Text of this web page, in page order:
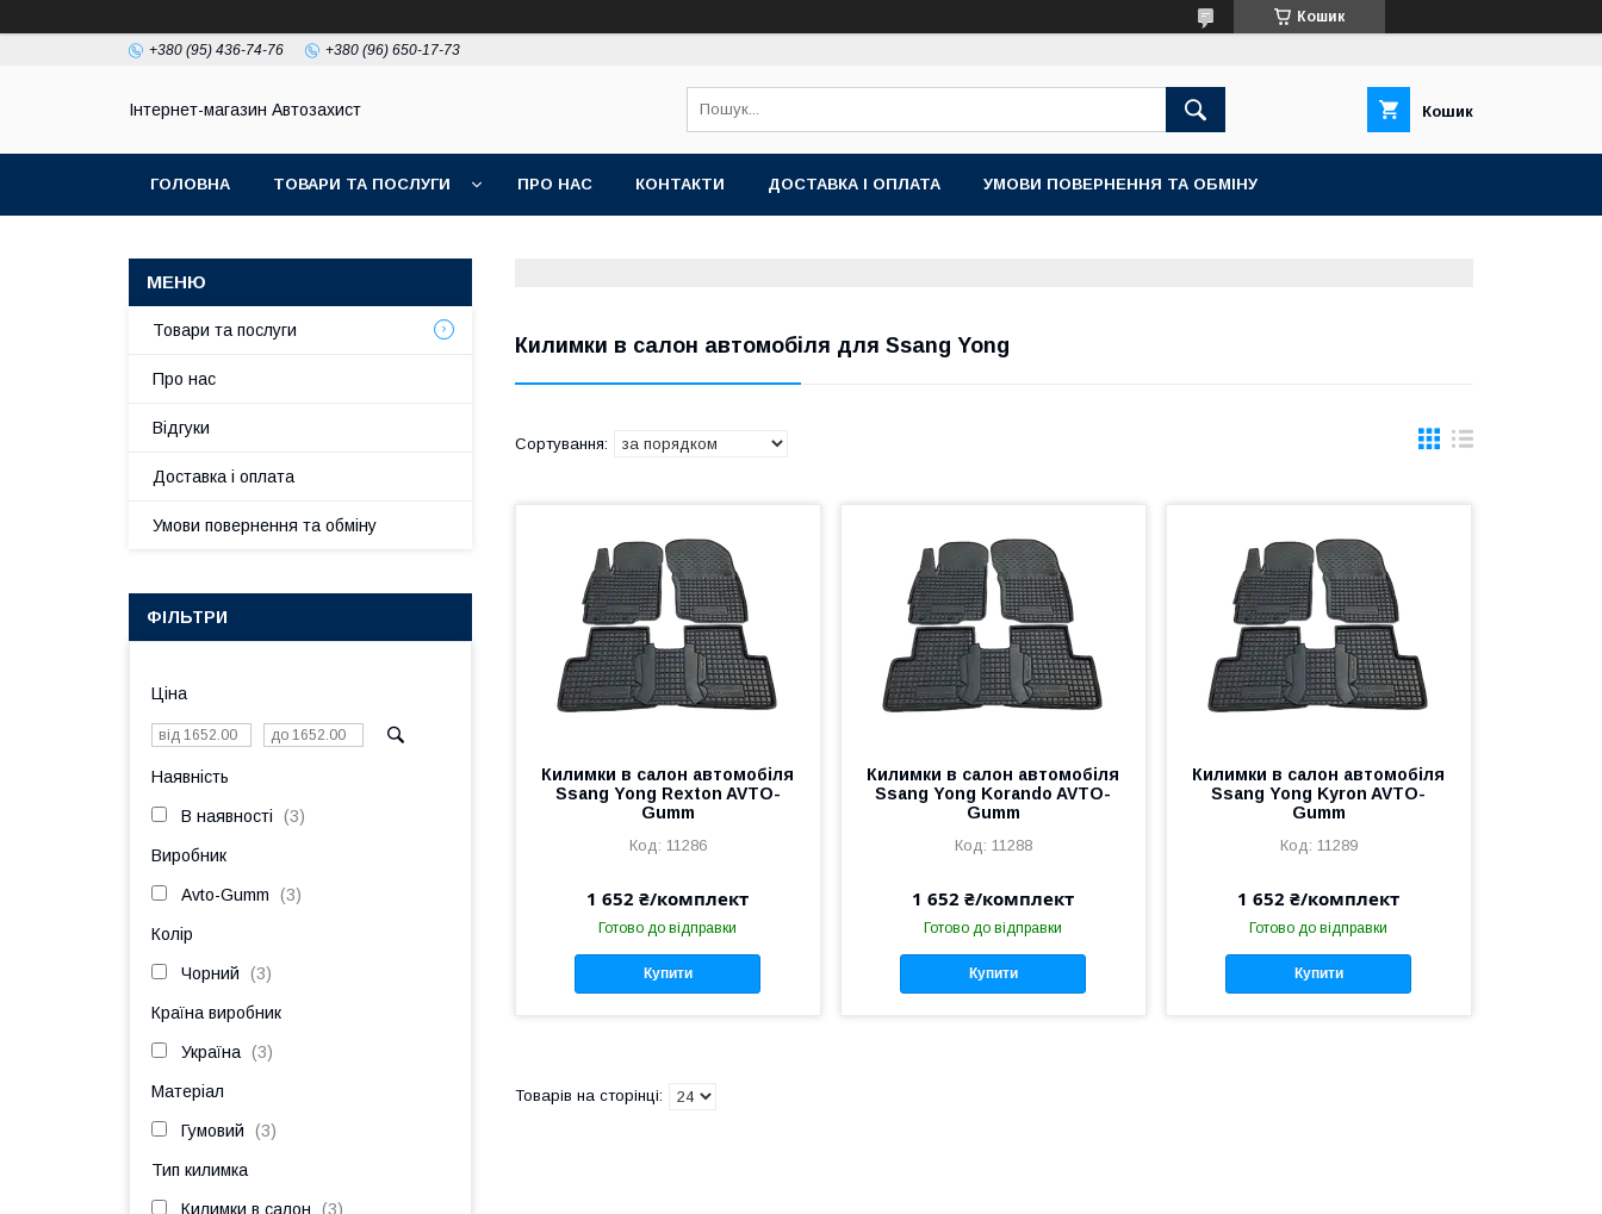
Кошик
+380 (95) 436-74-76 +380 (96) 650-17-73
Інтернет-магазин Автозахист Кошик
ГОЛОВНА ТОВАРИ ТА ПОСЛУГИ ПРО НАС КОНТАКТИ ДОСТАВКА І ОПЛАТА УМОВИ ПОВЕРНЕННЯ ТА ОБМІНУ
Килимки в салон автомобіля для Ssang Yong
Килимки в салон автомобіля
Ssang Yong Rexton AVTO-
Gumm
11286
1 652 ₴/комплект
Готово до відправки
Купити
Килимки в салон автомобіля
Ssang Yong Korando AVTO-
Gumm
11288
1 652 ₴/комплект
Готово до відправки
Купити
Килимки в салон автомобіля
Ssang Yong Kyron AVTO-
Gumm
11289
1 652 ₴/комплект
Готово до відправки
Купити
Товари та послуги
Про нас
Відгуки
Доставка і оплата
Умови повернення та обміну
ФІЛЬТРИ
Ціна
Наявність
В наявності 3
Виробник
Avto-Gumm 3
Колір
Чорний 3
Країна виробник
Україна 3
Матеріал
Гумовий 3
Тип килимка
Килимки в салон 3